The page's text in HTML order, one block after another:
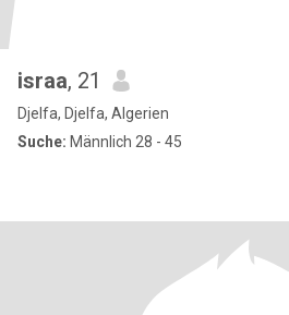
israa, 21
Djelfa, Djelfa, Algerien
Suche: Männlich 28 - 45